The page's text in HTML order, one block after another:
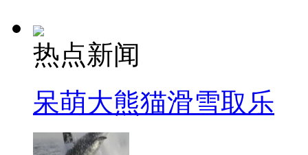
热点新闻
呆萌大熊猫滑雪取乐